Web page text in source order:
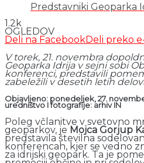
Predstavniki Geoparka
1.2k
OGLEDOV
Deli na FacebookDeli preko
V torek, 21. novembra
Geoparka Idrija v sejni sobi
konferenci, predstavili
zabeležili v desetih letih
Objavljeno: ponedeljek, 27.
uredništvo I fotografije: arhiv IN
Poleg včlanitve v svetovno
geoparkov, je Mojca Gorjup
predstavila številna
konferencah, kjer se vedno
za idrijski geopark. Ta je